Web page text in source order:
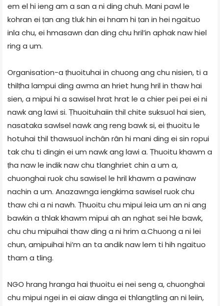
em el hi ieng am a san a ni ding chuh. Mani pawl le
kohran ei ṭan ang tluk hin ei hnam hi ṭan in hei ngaituo
inla chu, ei hmasawn dan ding chu hril’in aphak naw hiel
ring a um.
Organisation-a ṭhuoituhai in chuong ang chu nisien, ti a
thilṭha lampui ding awma an hriet hung hril in thaw hai
sien, a mipui hi a sawisel hrat hrat le a chier pei pei ei ni
nawk ang lawi si. Ṭhuoituhaiin thil chite suksuol hai sien,
nasataka sawlsel nawk ang reng bawk si, ei ṭhuoitu le
hotuhai thil thawsuol inchân rân hi mani ding ei sin ropui
tak chu ti dingin ei um nawk ang lawi a. Ṭhuoitu khawm a
ṭha naw le indik naw chu tlanghriet chin a um a,
chuonghai ruok chu sawisel le hril khawm a pawinaw
nachin a um. Anazawnga iengkima sawisel ruok chu
thaw chi a ni nawh. Ṭhuoitu chu mipui leia um an ni ang
bawkin a thlak khawm mipui ah an nghat sei hle bawk,
chu chu mipuihai thaw ding a ni hrim a.Chuong a ni lei
chun, amipuihai hi’m an ta andik naw lem ti hih ngaituo
tham a tling.
NGO hrang hranga hai ṭhuoitu ei nei seng a, chuonghai
chu mipui ngei in ei aiaw dinga ei thlangtling an ni leiin,